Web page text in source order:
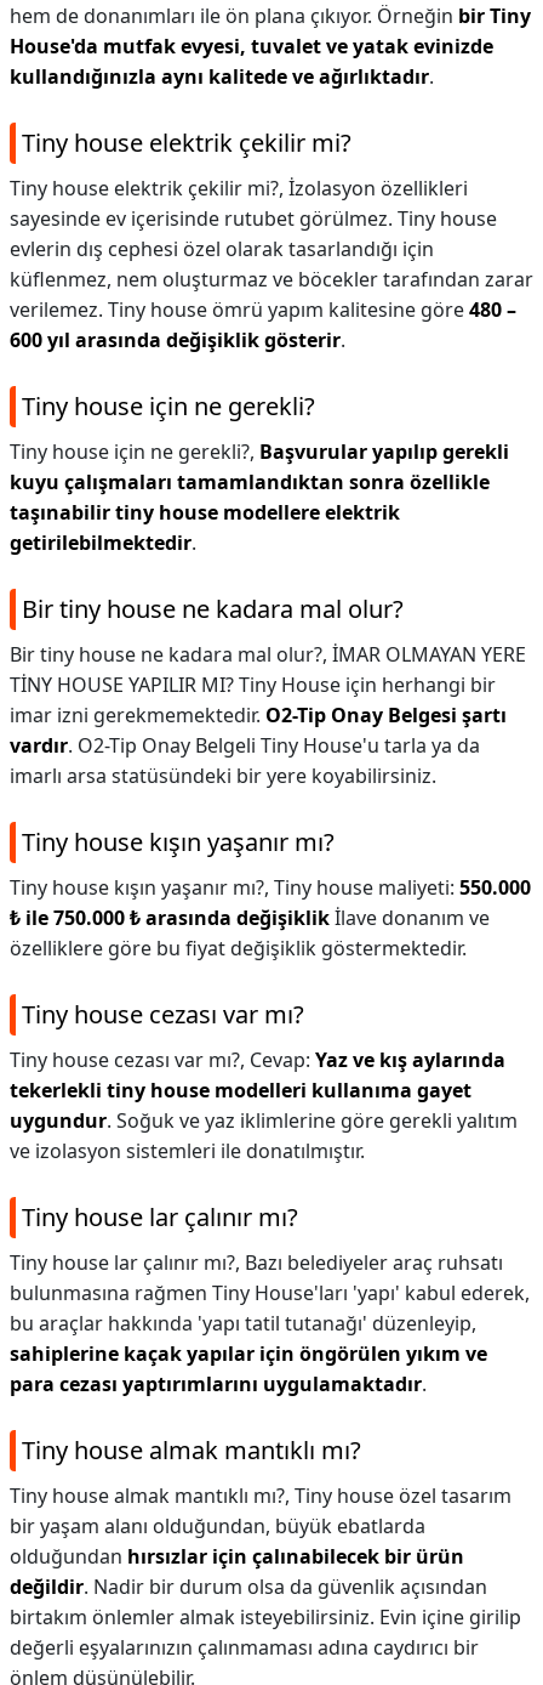
hem de donanımları ile ön plana çıkıyor. Örneğin bir Tiny
House'da mutfak evyesi, tuvalet ve yatak evinizde
kullandığınızla aynı kalitede ve ağırlıktadır.
Tiny house elektrik çekilir mi?
Tiny house elektrik çekilir mi?, İzolasyon özellikleri
sayesinde ev içerisinde rutubet görülmez. Tiny house
evlerin dış cephesi özel olarak tasarlandığı için
küflenmez, nem oluşturmaz ve böcekler tarafından zarar
verilemez. Tiny house ömrü yapım kalitesine göre480 –
600 yıl arasında değişiklik gösterir.
Tiny house için ne gerekli?
Tiny house için ne gerekli?, Başvurular yapılıp gerekli
kuyu çalışmaları tamamlandıktan sonra özellikle
taşınabilir tiny house modellere elektrik
getirilebilmektedir.
Bir tiny house ne kadara mal olur?
Bir tiny house ne kadara mal olur?, İMAR OLMAYAN YERE
TİNY HOUSE YAPILIR MI? Tiny House için herhangi bir
imar izni gerekmemektedir. O2-Tip Onay Belgesi şartı
vardır. O2-Tip Onay Belgeli Tiny House'u tarla ya da
imarlı arsa statüsündeki bir yere koyabilirsiniz.
Tiny house kışın yaşanır mı?
Tiny house kışın yaşanır mı?, Tiny house maliyeti: 550.000
₺ ile 750.000 ₺ arasında değişiklikİlave donanım ve
özelliklere göre bu fiyat değişiklik göstermektedir.
Tiny house cezası var mı?
Tiny house cezası var mı?, Cevap: Yaz ve kış aylarında
tekerlekli tiny house modelleri kullanıma gayet
uygundur. Soğuk ve yaz iklimlerine göre gerekli yalıtım
ve izolasyon sistemleri ile donatılmıştır.
Tiny house lar çalınır mı?
Tiny house lar çalınır mı?, Bazı belediyeler araç ruhsatı
bulunmasına rağmen Tiny House'ları 'yapı' kabul ederek,
bu araçlar hakkında 'yapı tatil tutanağı' düzenleyip,
sahiplerine kaçak yapılar için öngörülen yıkım ve
para cezası yaptırımlarını uygulamaktadır.
Tiny house almak mantıklı mı?
Tiny house almak mantıklı mı?, Tiny house özel tasarım
bir yaşam alanı olduğundan, büyük ebatlarda
olduğundan hırsızlar için çalınabilecek bir ürün
değildir. Nadir bir durum olsa da güvenlik açısından
birtakım önlemler almak isteyebilirsiniz. Evin içine girilip
değerli eşyalarınızın çalınmaması adına caydırıcı bir
önlem düşünülebilir.